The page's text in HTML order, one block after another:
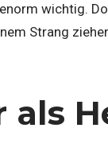
wichtig.
Strang
als